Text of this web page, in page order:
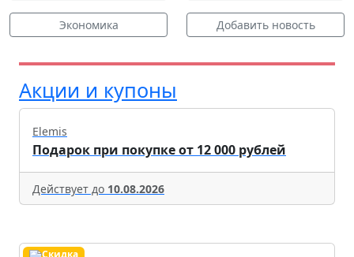
Экономика Добавить новость
Акции и купоны
Elemis
Подарок при покупке от 12 000 рублей
Действует до 10.08.2026